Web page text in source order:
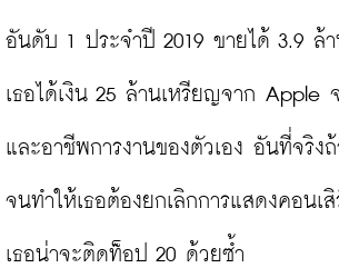
อันดับ 1 ประจำปี 2019 ขายได้ 3.9 ล้
เธอได้เงิน 25 ล้านเหรียญจาก Apple
และอาชีพการงานของตัวเอง อันที่จริงถ้
จนทำให้เธอต้องยกเลิกการแสดงคอนเ
เธอน่าจะติดท็อป 20 ด้วยซ้ำ